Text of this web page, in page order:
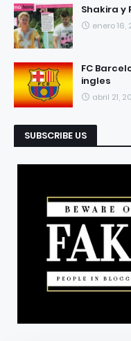
Shakira y
enero 16,
FC
ingles
abril 21,
SUBSCRIBE US